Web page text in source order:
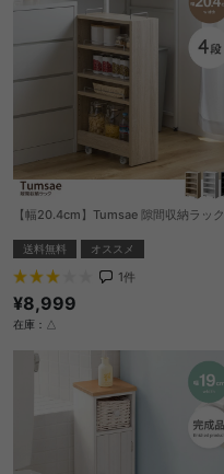
【幅20.4cm】Tumsae 隙間収納ラック
送料無料 オススメ
1件
¥8,999
在庫：△